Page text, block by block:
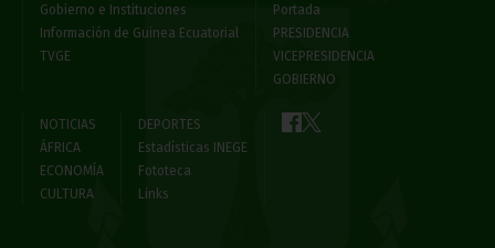
Gobierno e Instituciones
Información de Guinea Ecuatorial
TVGE
Portada
PRESIDENCIA
VICEPRESIDENCIA
GOBIERNO
NOTICIAS
ÁFRICA
ECONOMÍA
CULTURA
DEPORTES
Estadísticas INEGE
Fototeca
Links